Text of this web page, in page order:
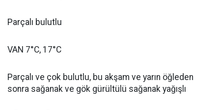
Parçalı bulutlu
VAN 7°C, 17°C
Parçalı ve çok bulutlu, bu akşam ve yarın öğleden
sonra sağanak ve gök gürültülü sağanak yağışlı